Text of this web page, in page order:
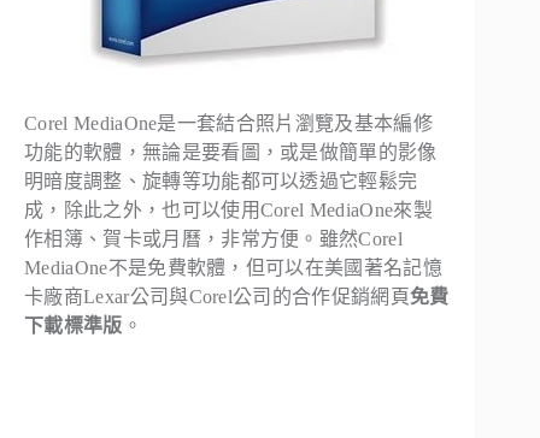
Corel MediaOne是一套結合照片瀏覽及基本編修
功能的軟體，無論是要看圖，或是做簡單的影像
明暗度調整、旋轉等功能都可以透過它輕鬆完
成，除此之外，也可以使用Corel MediaOne來製
作相簿、賀卡或月曆，非常方便。雖然Corel
MediaOne不是免費軟體，但可以在美國著名記憶
卡廠商Lexar公司與Corel公司的合作促銷網頁免費
下載標準版 。